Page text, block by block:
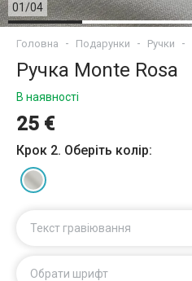
01 /04
Головна Подарунки Ручки
Ручка Monte Rosa
В наявності
25 €
Крок 2. Оберіть колір:
Текст гравіювання
Обрати шрифт